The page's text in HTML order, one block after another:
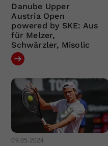
Danube Upper
Austria Open
powered by SKE: Aus
für Melzer,
Schwärzler, Misolic
09.05.2024